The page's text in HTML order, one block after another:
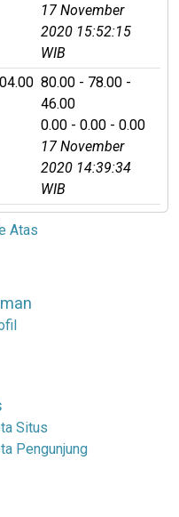
17 November
2020 15:52:15
WIB
80.00 - 78.00 -
46.00
0.00 - 0.00 - 0.00
17 November
2020 14:39:34
WIB
Atas
Situs
Pengunjung